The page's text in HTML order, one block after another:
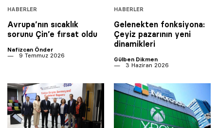
HABERLER
Avrupa’nın sıcaklık
sorunu Çin’e fırsat oldu
Nafizcan Önder
9 Temmuz 2026
HABERLER
Gelenekten fonksiyona:
Çeyiz pazarının yeni
dinamikleri
Gülben Dikmen
3 Haziran 2026